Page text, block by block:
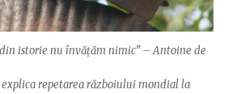
istorie nu învățăm nimic” – Antoine de
explica repetarea războiului mondial la